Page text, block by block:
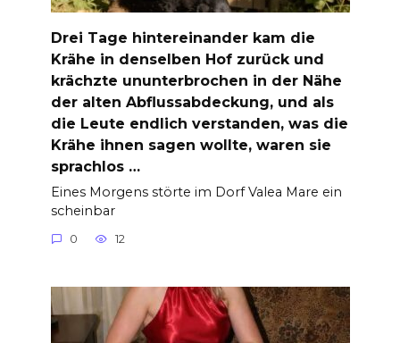
Drei Tage hintereinander kam die
Krähe in denselben Hof zurück und
krächzte ununterbrochen in der Nähe
der alten Abflussabdeckung, und als
die Leute endlich verstanden, was die
Krähe ihnen sagen wollte, waren sie
sprachlos …
Eines Morgens störte im Dorf Valea Mare ein
scheinbar
0 12